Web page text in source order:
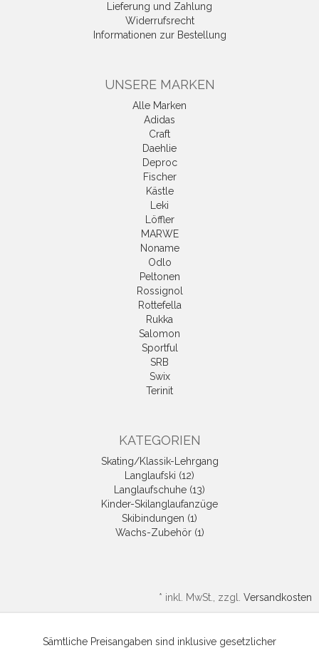
Lieferung und Zahlung
Widerrufsrecht
Informationen zur Bestellung
UNSERE MARKEN
Alle Marken
Adidas
Craft
Daehlie
Deproc
Fischer
Kästle
Leki
Löffler
MARWE
Noname
Odlo
Peltonen
Rossignol
Rottefella
Rukka
Salomon
Sportful
SRB
Swix
Terinit
KATEGORIEN
Skating/Klassik-Lehrgang
Langlaufski (12)
Langlaufschuhe (13)
Kinder-Skilanglaufanzüge
Skibindungen (1)
Wachs-Zubehör (1)
* inkl. MwSt., zzgl. Versandkosten
Sämtliche Preisangaben sind inklusive gesetzlicher